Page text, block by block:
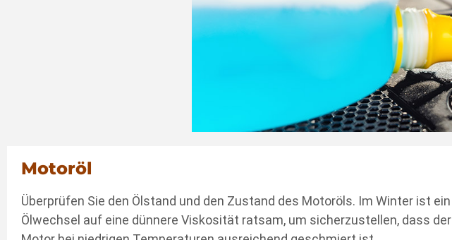
Motoröl
Überprüfen Sie den Ölstand und den Zustand des Motoröls. Im Winter ist ein
Ölwechsel auf eine dünnere Viskosität ratsam, um sicherzustellen, dass der